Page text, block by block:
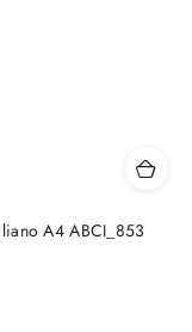
A4 ABCI_853